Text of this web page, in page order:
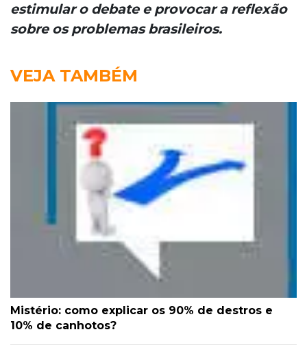
estimular o debate e provocar a reflexão
sobre os problemas brasileiros.
VEJA TAMBÉM
Mistério: como explicar os 90% de destros e
10% de canhotos?